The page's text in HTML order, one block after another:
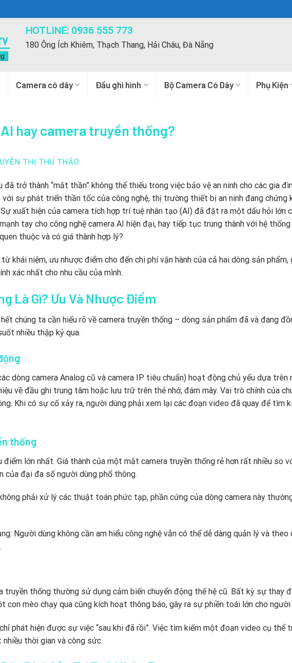
HOTLINE: 0936 555 773
180 Ông Ích Khiêm, Thạch Thang, Hải Châu, Đà Nẵng
Camera có dây Đầu ghi hình Bộ Camera Có Dây Phụ Kiện
hay camera truyền thống?
THỊ THU THẢO
trở thành “mắt thần” không thể thiếu trong việc bảo vệ an ninh cho các gia
với sự phát triển thần tốc của công nghệ, thị trường thiết bị an ninh đang chứng
xuất hiện của camera tích hợp trí tuệ nhân tạo (AI) đã đặt ra một dấu hỏi lớn
tay cho công nghệ camera AI hiện đại, hay tiếp tục trung thành với hệ thống
thuộc và có giá thành hợp lý?
khái niệm, ưu nhược điểm cho đến chi phí vận hành của cả hai dòng sản phẩm,
xác nhất cho nhu cầu của mình.
Là Gì? Ưu Và Nhược Điểm
chúng ta cần hiểu rõ về camera truyền thống – dòng sản phẩm đã và đang
nhiều thập kỷ qua.
dòng camera Analog cũ và camera IP tiêu chuẩn) hoạt động chủ yếu dựa trên
về đầu ghi trung tâm hoặc lưu trữ trên thẻ nhớ, đám mây. Vai trò chính của
Khi có sự cố xảy ra, người dùng phải xem lại các đoạn video đã quay để tìm
thống
lớn nhất. Giá thành của một mắt camera truyền thống rẻ hơn rất nhiều so
của đại đa số người dùng phổ thông.
phải xử lý các thuật toán phức tạp, phần cứng của dòng camera này
Người dùng không cần am hiểu công nghệ vẫn có thể dễ dàng quản lý và theo
truyền thống thường sử dụng cảm biến chuyển động thế hệ cũ. Bất kỳ sự thay
con mèo chạy qua cũng kích hoạt thông báo, gây ra sự phiền toái lớn cho người
phát hiện được sự việc “sau khi đã rồi”. Việc tìm kiếm một đoạn video cụ thể
thời gian và công sức.